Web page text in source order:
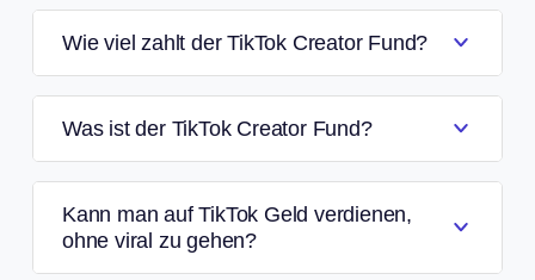
Wie viel zahlt der TikTok Creator Fund?
Was ist der TikTok Creator Fund?
Kann man auf TikTok Geld verdienen,
ohne viral zu gehen?